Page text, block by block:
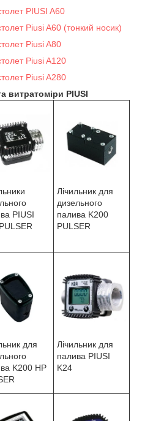
PIUSI A60
Piusi A60 (тонкий носик)
Piusi A80
Piusi A120
Piusi A280
витратоміри PIUSI
PIUSI
Лічильник для
дизельного
палива K200
PULSER
для
K200 HP
Лічильник для
палива PIUSI
K24